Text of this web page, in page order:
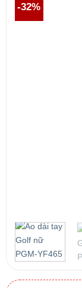
-32%